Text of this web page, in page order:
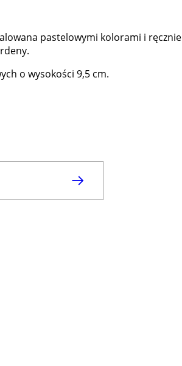
pastelowymi kolorami i ręcznie
o wysokości 9,5 cm.